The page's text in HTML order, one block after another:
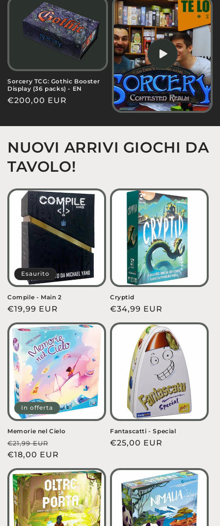
Sorcery TCG: Gothic Booster
Display (36 packs) - EN
Prezzo
€200,00 EUR
NUOVI ARRIVI GIOCHI DA
TAVOLO!
Esaurito
Compile - Main 2
Prezzo
di
listino
€19,99 EUR
Cryptid
Prezzo
di
listino
€34,99 EUR
In offerta
Memorie nel Cielo
Prezzo
di
listino
€21,99 EUR
scontato
€18,00 EUR
Fantascatti - Special
Prezzo
listino
€25,00 EUR